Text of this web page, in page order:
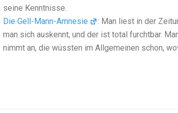
seine Kenntnisse.
Die Gell-Mann-Amnesie
: Man liest in der
man sich auskennt, und der ist total furchtbar.
nimmt an, die wüssten im Allgemeinen schon,